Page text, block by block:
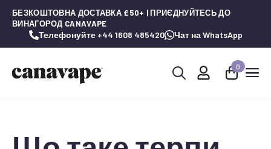
БЕЗКОШТОВНА ДОСТАВКА £50+ | ПРИЄДНУЙТЕСЬ ДО
ВИНАГОРОД CANAVAPE
Телефонуйте +44 1608 485420 Чат на WhatsApp
0